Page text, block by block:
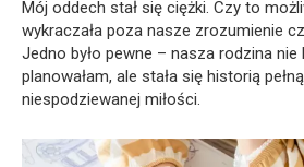
Mój oddech stał się ciężki. Czy to
wykraczała poza nasze zrozumienie
Jedno było pewne – nasza rodzina nie
planowałam, ale stała się historią
niespodziewanej miłości.